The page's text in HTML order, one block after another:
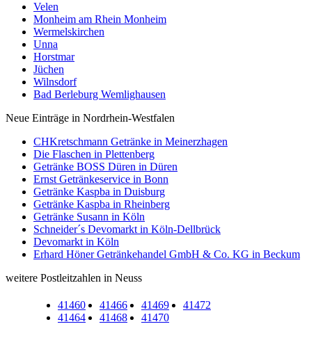
Velen
Monheim am Rhein Monheim
Wermelskirchen
Unna
Horstmar
Jüchen
Wilnsdorf
Bad Berleburg Wemlighausen
Neue Einträge in Nordrhein-Westfalen
CHKretschmann Getränke in Meinerzhagen
Die Flaschen in Plettenberg
Getränke BOSS Düren in Düren
Ernst Getränkeservice in Bonn
Getränke Kaspba in Duisburg
Getränke Kaspba in Rheinberg
Getränke Susann in Köln
Schneider´s Devomarkt in Köln-Dellbrück
Devomarkt in Köln
Erhard Höner Getränkehandel GmbH & Co. KG in Beckum
weitere Postleitzahlen in Neuss
41460
41464
41466
41468
41469
41470
41472